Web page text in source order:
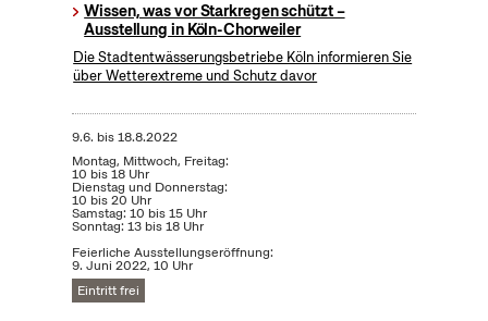
Wissen, was vor Starkregen schützt –
Ausstellung in Köln-Chorweiler
Die Stadtentwässerungsbetriebe Köln informieren Sie
über Wetterextreme und Schutz davor
9.6. bis18.8.2022
Montag, Mittwoch, Freitag:
10 bis 18 Uhr
Dienstag und Donnerstag:
10 bis 20 Uhr
Samstag: 10 bis 15 Uhr
Sonntag: 13 bis 18 Uhr
Feierliche Ausstellungseröffnung:
9. Juni 2022, 10 Uhr
Eintritt frei